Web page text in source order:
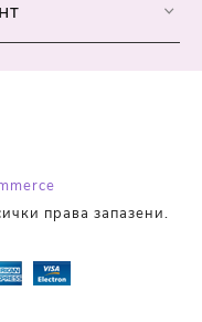
права запазени.